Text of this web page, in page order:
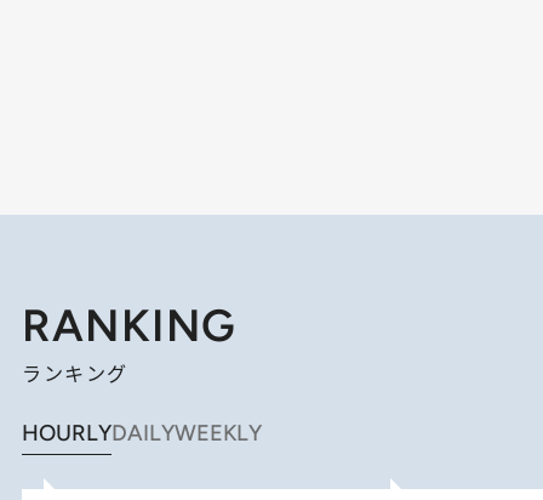
RANKING
ランキング
HOURLYDAILYWEEKLY